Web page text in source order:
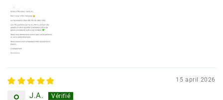
15 april 2026
J.A.